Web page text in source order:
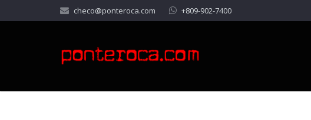
checo@ponteroca.com +809-902-7400